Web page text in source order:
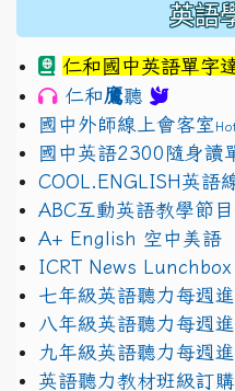
英語
仁和國中英語單字
仁和鷹聽
國中外師線上會客室
國中英語2300隨身讀
COOL.ENGLISH英語
ABC互動英語教學節目
A+ English 空中美語
ICRT News Lunchbox
七年級英語聽力每週
八年級英語聽力每週
九年級英語聽力每週
英語聽力教材班級訂